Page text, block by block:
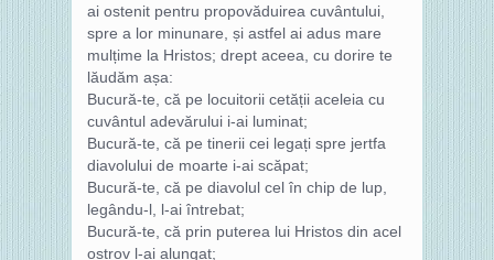
ai ostenit pentru propovăduirea cuvântului,
spre a lor minunare, și astfel ai adus mare
mulțime la Hristos; drept aceea, cu dorire te
lăudăm așa:
Bucură-te, că pe locuitorii cetății aceleia cu
cuvântul adevărului i-ai luminat;
Bucură-te, că pe tinerii cei legați spre jertfa
diavolului de moarte i-ai scăpat;
Bucură-te, că pe diavolul cel în chip de lup,
legându-l, l-ai întrebat;
Bucură-te, că prin puterea lui Hristos din acel
ostrov l-ai alungat;